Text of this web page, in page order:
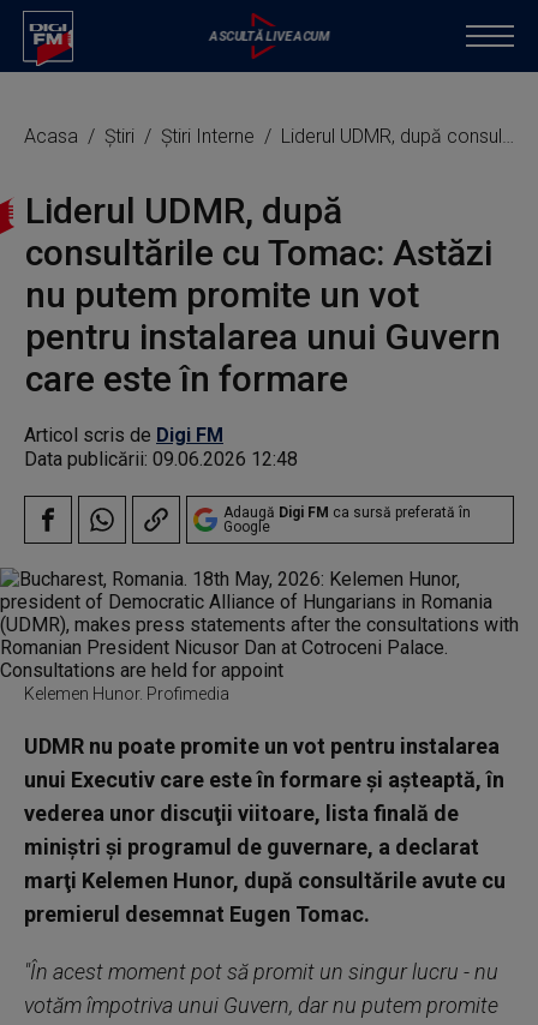
Acasa Știri Știri Interne Liderul UDMR, după consultările cu Tomac: Astăzi nu putem promite un vot pentru instalarea unui Guvern care este în formare
Liderul UDMR, după
consultările cu Tomac: Astăzi
nu putem promite un vot
pentru instalarea unui Guvern
care este în formare
Articol scris de Digi FM
Data publicării: 09.06.2026 12:48
Adaugă Digi FM ca sursă preferată în
Google
Kelemen Hunor. Profimedia
UDMR nu poate promite un vot pentru instalarea
unui Executiv care este în formare şi aşteaptă, în
vederea unor discuţii viitoare, lista finală de
miniştri şi programul de guvernare, a declarat
marţi Kelemen Hunor, după consultările avute cu
premierul desemnat Eugen Tomac.
"În acest moment pot să promit un singur lucru - nu
votăm împotriva unui Guvern, dar nu putem promite